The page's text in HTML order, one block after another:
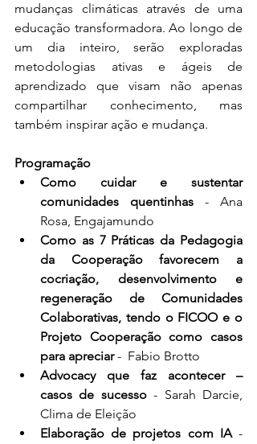
mudanças climáticas através de uma
educação transformadora. Ao longo de
um dia inteiro, serão exploradas
metodologias ativas e ágeis de
aprendizado que visam não apenas
compartilhar conhecimento, mas
também inspirar ação e mudança.
Programação
Como cuidar e sustentar
comunidades quentinhas - Ana
Rosa, Engajamundo
Como as 7 Práticas da Pedagogia
da Cooperação favorecem a
cocriação, desenvolvimento e
regeneração de Comunidades
Colaborativas, tendo o FICOO e o
Projeto Cooperação como casos
para apreciar -  Fabio Brotto
Advocacy que faz acontecer –
casos de sucesso - Sarah Darcie,
Clima de Eleição
Elaboração de projetos com IA -